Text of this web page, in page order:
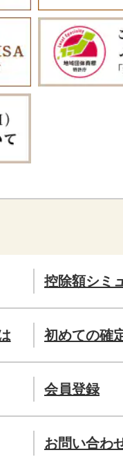
控除額シミ
初めての確
会員登録
お問い合わ